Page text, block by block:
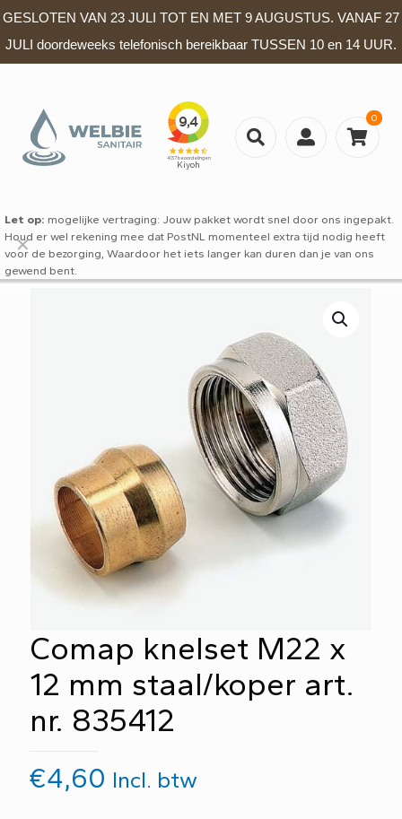
GESLOTEN VAN 23 JULI TOT EN MET 9 AUGUSTUS. VANAF 27
JULI doordeweeks telefonisch bereikbaar TUSSEN 10 en 14 UUR.
0
Let op: mogelijke vertraging: Jouw pakket wordt snel door ons ingepakt.
Houd er wel rekening mee dat PostNL momenteel extra tijd nodig heeft
voor de bezorging, Waardoor het iets langer kan duren dan je van ons
gewend bent.
✕
Comap knelset M22 x
12 mm staal/koper art.
nr. 835412
€4,60 Incl. btw